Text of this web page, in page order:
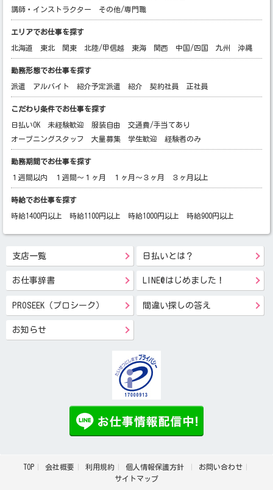
講師・インストラクター
その他/専門職
エリアでお仕事を探す
北海道 東北 関東 北陸/甲信越 東海 関西 中国/四国 九州 沖縄
勤務形態でお仕事を探す
派遣 アルバイト 紹介予定派遣 紹介 契約社員 正社員
こだわり条件でお仕事を探す
日払いOK 未経験歓迎 服装自由
交通費/手当てあり
オープニングスタッフ
大量募集 学生歓迎 経験者のみ
勤務期間でお仕事を探す
１週間以内 １週間～１ヶ月 １ヶ月～３ヶ月 ３ヶ月以上
時給でお仕事を探す
時給1400円以上 時給1100円以上 時給1000円以上 時給900円以上
支店一覧 日払いとは？
お仕事辞書 LINE@はじめました！
PROSEEK（プロシーク） 間違い探しの答え
お知らせ
TOP 会社概要 利用規約 個人情報保護方針
お問い合わせ
サイトマップ